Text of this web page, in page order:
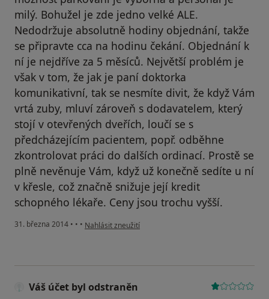
milý. Bohužel je zde jedno velké ALE.
Nedodržuje absolutně hodiny objednání, takže
se připravte cca na hodinu čekání. Objednání k
ní je nejdříve za 5 měsíců. Největší problém je
však v tom, že jak je paní doktorka
komunikativní, tak se nesmíte divit, že když Vám
vrtá zuby, mluví zároveň s dodavatelem, který
stojí v otevřených dveřích, loučí se s
předcházejícím pacientem, popř. odběhne
zkontrolovat práci do dalších ordinací. Prostě se
plně nevěnuje Vám, když už konečně sedíte u ní
v křesle, což značně snižuje její kredit
schopného lékaře. Ceny jsou trochu vyšší.
31. března 2014 • • • podle názoru uživatele Váš účet byl odstraněn
Nahlásit zneužití
Váš účet byl odstraněn